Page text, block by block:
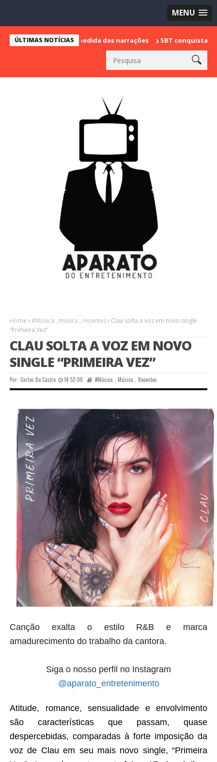
MENU
ÚLTIMAS NOTÍCIAS
sua despedida das narrações SBT conquista a vice
Home #Música , música , recentes
Clau solta a voz em novo single
“Primeira Vez”
CLAU SOLTA A VOZ EM NOVO
SINGLE “PRIMEIRA VEZ”
Por: Carlos De Castro 14:52:00 #Música ,Música Recentes
Canção exalta o estilo R&B e marca
amadurecimento do trabalho da cantora.
Siga o nosso perfil no Instagram
@aparato_entretenimento
Atitude, romance, sensualidade e envolvimento
são características que passam, quase
despercebidas, comparadas à forte imposição da
voz de Clau em seu mais novo single, “Primeira